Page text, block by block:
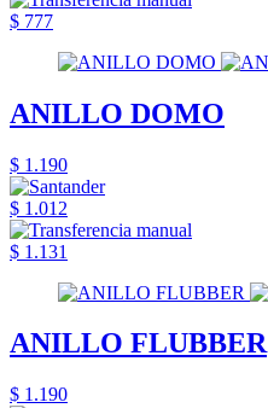
$ 777
ANILLO DOMO
$ 1.190
$ 1.012
$ 1.131
ANILLO FLUBBER
$ 1.190